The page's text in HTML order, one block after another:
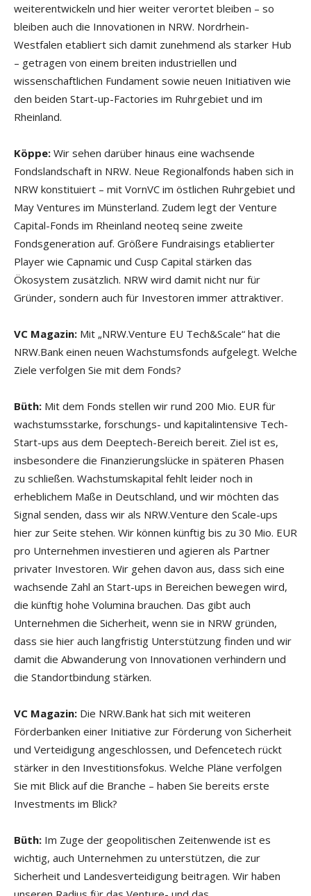
weiterentwickeln und hier weiter verortet bleiben – so
bleiben auch die Innovationen in NRW. Nordrhein-
Westfalen etabliert sich damit zunehmend als starker Hub
– getragen von einem breiten industriellen und
wissenschaftlichen Fundament sowie neuen Initiativen wie
den beiden Start-up-Factories im Ruhrgebiet und im
Rheinland.
Köppe: Wir sehen darüber hinaus eine wachsende
Fondslandschaft in NRW. Neue Regionalfonds haben sich in
NRW konstituiert – mit VornVC im östlichen Ruhrgebiet und
May Ventures im Münsterland. Zudem legt der Venture
Capital-Fonds im Rheinland neoteq seine zweite
Fondsgeneration auf. Größere Fundraisings etablierter
Player wie Capnamic und Cusp Capital stärken das
Ökosystem zusätzlich. NRW wird damit nicht nur für
Gründer, sondern auch für Investoren immer attraktiver.
VC Magazin: Mit „NRW.Venture EU Tech&Scale“ hat die
NRW.Bank einen neuen Wachstumsfonds aufgelegt. Welche
Ziele verfolgen Sie mit dem Fonds?
Büth: Mit dem Fonds stellen wir rund 200 Mio. EUR für
wachstumsstarke, forschungs- und kapitalintensive Tech-
Start-ups aus dem Deeptech-Bereich bereit. Ziel ist es,
insbesondere die Finanzierungslücke in späteren Phasen
zu schließen. Wachstumskapital fehlt leider noch in
erheblichem Maße in Deutschland, und wir möchten das
Signal senden, dass wir als NRW.Venture den Scale-ups
hier zur Seite stehen. Wir können künftig bis zu 30 Mio. EUR
pro Unternehmen investieren und agieren als Partner
privater Investoren. Wir gehen davon aus, dass sich eine
wachsende Zahl an Start-ups in Bereichen bewegen wird,
die künftig hohe Volumina brauchen. Das gibt auch
Unternehmen die Sicherheit, wenn sie in NRW gründen,
dass sie hier auch langfristig Unterstützung finden und wir
damit die Abwanderung von Innovationen verhindern und
die Standortbindung stärken.
VC Magazin: Die NRW.Bank hat sich mit weiteren
Förderbanken einer Initiative zur Förderung von Sicherheit
und Verteidigung angeschlossen, und Defencetech rückt
stärker in den Investitionsfokus. Welche Pläne verfolgen
Sie mit Blick auf die Branche – haben Sie bereits erste
Investments im Blick?
Büth: Im Zuge der geopolitischen Zeitenwende ist es
wichtig, auch Unternehmen zu unterstützen, die zur
Sicherheit und Landesverteidigung beitragen. Wir haben